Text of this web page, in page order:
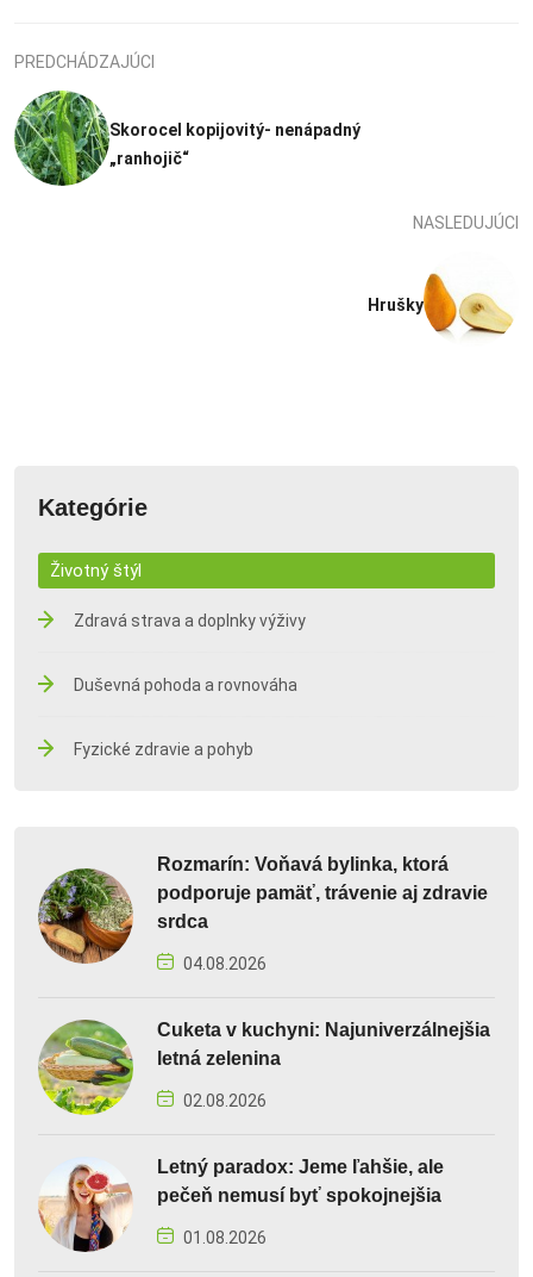
PREDCHÁDZAJÚCI
Skorocel kopijovitý- nenápadný
„ranhojič“
NASLEDUJÚCI
Hrušky
Kategórie
Životný štýl
Zdravá strava a doplnky výživy
Duševná pohoda a rovnováha
Fyzické zdravie a pohyb
Rozmarín: Voňavá bylinka, ktorá
podporuje pamäť, trávenie aj zdravie
srdca
04.08.2026
Cuketa v kuchyni: Najuniverzálnejšia
letná zelenina
02.08.2026
Letný paradox: Jeme ľahšie, ale
pečeň nemusí byť spokojnejšia
01.08.2026